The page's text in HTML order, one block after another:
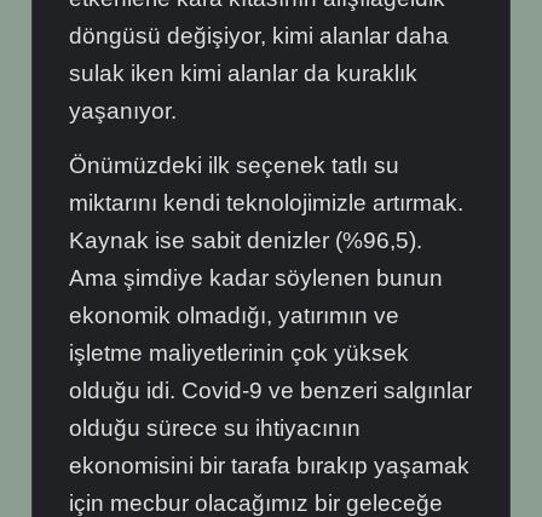
döngüsü değişiyor, kimi alanlar daha
sulak iken kimi alanlar da kuraklık
yaşanıyor.
Önümüzdeki ilk seçenek tatlı su
miktarını kendi teknolojimizle artırmak.
Kaynak ise sabit denizler (%96,5).
Ama şimdiye kadar söylenen bunun
ekonomik olmadığı, yatırımın ve
işletme maliyetlerinin çok yüksek
olduğu idi. Covid-9 ve benzeri salgınlar
olduğu sürece su ihtiyacının
ekonomisini bir tarafa bırakıp yaşamak
için mecbur olacağımız bir geleceğe